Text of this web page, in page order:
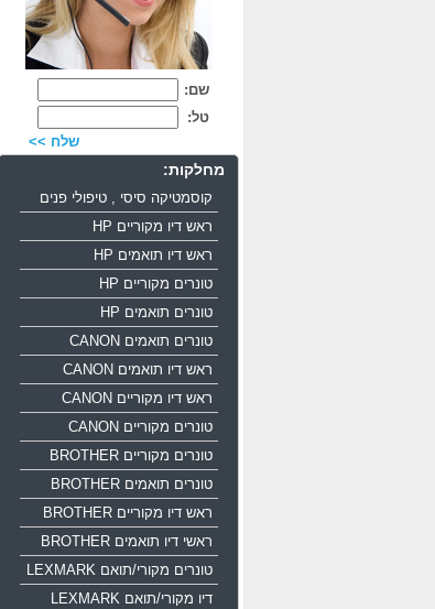
שם:
טל:
שלח >>
מחלקות:
קוסמטיקה סיסי , טיפולי פנים
ראש דיו מקוריים HP
ראש דיו תואמים HP
טונרים מקוריים HP
טונרים תואמים HP
טונרים תואמים CANON
ראש דיו תואמים CANON
ראש דיו מקוריים CANON
טונרים מקוריים CANON
טונרים מקוריים BROTHER
טונרים תואמים BROTHER
ראש דיו מקוריים BROTHER
ראשי דיו תואמים BROTHER
טונרים מקורי/תואם LEXMARK
דיו מקורי/תואם LEXMARK